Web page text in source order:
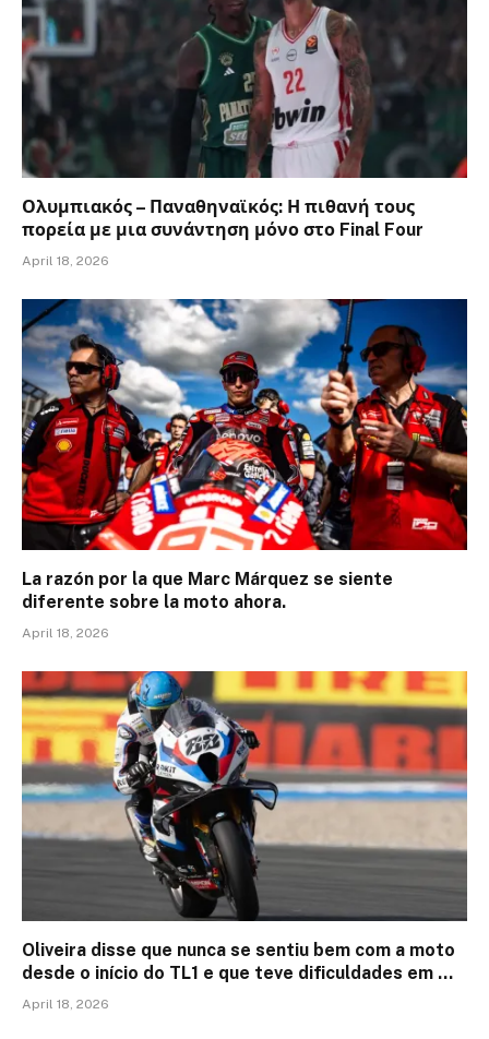
Ολυμπιακός – Παναθηναϊκός: Η πιθανή τους
πορεία με μια συνάντηση μόνο στο Final Four
April 18, 2026
La razón por la que Marc Márquez se siente
diferente sobre la moto ahora.
April 18, 2026
Oliveira disse que nunca se sentiu bem com a moto
desde o início do TL1 e que teve dificuldades em …
April 18, 2026